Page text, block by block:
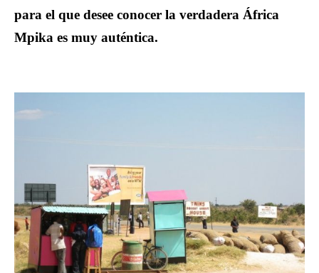
para el que desee conocer la verdadera África
Mpika es muy auténtica.